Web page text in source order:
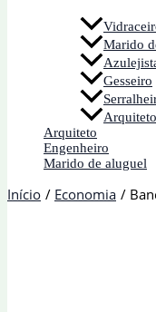
Marido
Gesseiro
Arquiteto
Arquiteto
Engenheiro
Marido de aluguel
Início Economia